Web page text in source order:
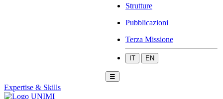
Strutture
Pubblicazioni
Terza Missione
IT EN
☰
Expertise & Skills